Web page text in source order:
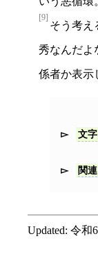
[9]
そう考え
秀なんだよ
係者か表示
文字
関連
Updated: 令和